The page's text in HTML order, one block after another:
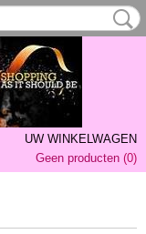
UW WINKELWAGEN
Geen producten (0)